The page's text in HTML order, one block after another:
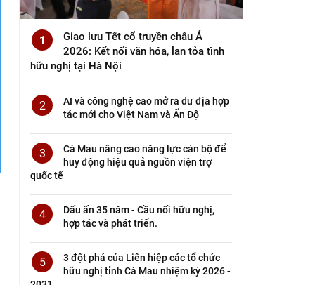
1
Giao lưu Tết cổ truyền châu Á
2026: Kết nối văn hóa, lan tỏa tình
hữu nghị tại Hà Nội
2
AI và công nghệ cao mở ra dư địa hợp
tác mới cho Việt Nam và Ấn Độ
3
Cà Mau nâng cao năng lực cán bộ để
huy động hiệu quả nguồn viện trợ
quốc tế
4
Dấu ấn 35 năm - Cầu nối hữu nghị,
hợp tác và phát triển.
5
3 đột phá của Liên hiệp các tổ chức
hữu nghị tỉnh Cà Mau nhiệm kỳ 2026 -